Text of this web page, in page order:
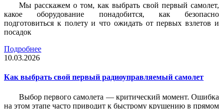
Мы расскажем о том, как выбрать свой первый самолет,
какое оборудование понадобится, как безопасно
подготовиться к полету и что ожидать от первых взлетов и
посадок
Подробнее
10.03.2026
Как выбрать свой первый радиоуправляемый самолет
Выбор первого самолета — критический момент. Ошибка
на этом этапе часто приводит к быстрому крушению в прямом